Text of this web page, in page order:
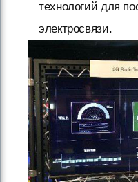
технологий для
электросвязи.